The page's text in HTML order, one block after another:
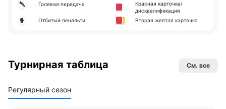
Голевая передача
Отбитый пенальти
Красная карточка/
дисквалификация
Вторая желтая карточка
Турнирная таблица См. все
Регулярный сезон